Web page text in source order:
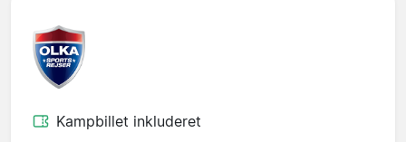
Kampbillet inkluderet